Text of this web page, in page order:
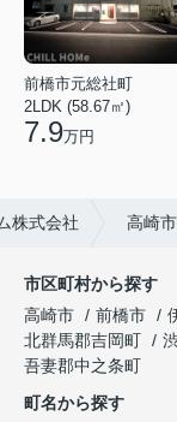
前橋市元総社町
2LDK (58.67㎡)
7.9万円
株式会社 高崎
市区町村から探す
高崎市
前橋市
北群馬郡吉岡町
吾妻郡中之条町
町名から探す